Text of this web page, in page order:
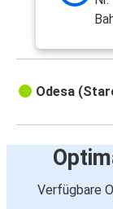
Odesa
Verfügbare